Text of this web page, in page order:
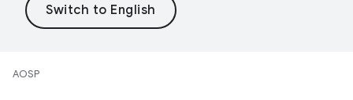
AOSP